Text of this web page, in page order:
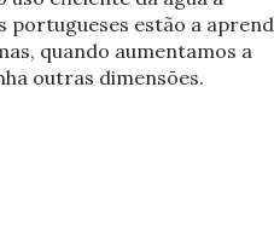
portugueses estão a
quando aumentamos a
outras dimensões.